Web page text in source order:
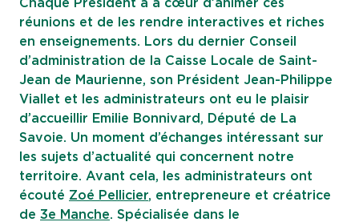
Chaque Président a à cœur d’animer ces
réunions et de les rendre interactives et riches
en enseignements. Lors du dernier Conseil
d’administration de la Caisse Locale de Saint-
Jean de Maurienne, son Président Jean-Philippe
Viallet et les administrateurs ont eu le plaisir
d’accueillir Emilie Bonnivard, Député de La
Savoie. Un moment d’échanges intéressant sur
les sujets d’actualité qui concernent notre
territoire. Avant cela, les administrateurs ont
écouté Zoé Pellicier, entrepreneure et créatrice
de 3e Manche. Spécialisée dans le